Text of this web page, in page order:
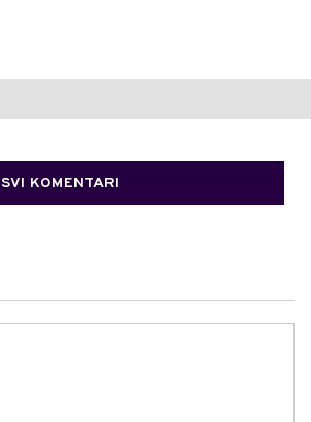
SVI KOMENTARI